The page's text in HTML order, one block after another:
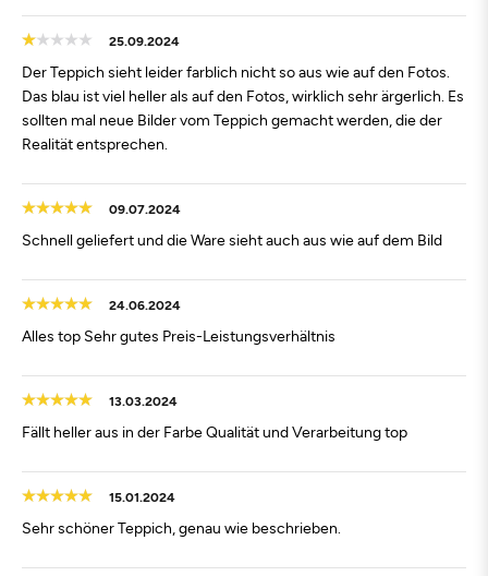
25.09.2024
Der Teppich sieht leider farblich nicht so aus wie auf den Fotos.
Das blau ist viel heller als auf den Fotos, wirklich sehr ärgerlich. Es
sollten mal neue Bilder vom Teppich gemacht werden, die der
Realität entsprechen.
09.07.2024
Schnell geliefert und die Ware sieht auch aus wie auf dem Bild
24.06.2024
Alles top Sehr gutes Preis-Leistungsverhältnis
13.03.2024
Fällt heller aus in der Farbe Qualität und Verarbeitung top
15.01.2024
Sehr schöner Teppich, genau wie beschrieben.